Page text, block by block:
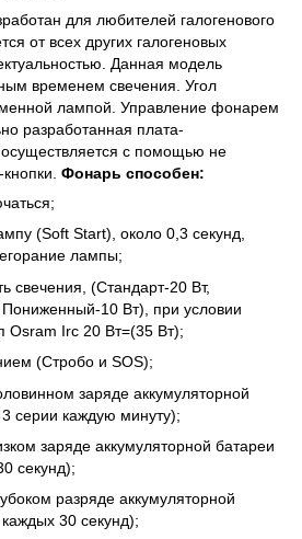
для любителей галогенового
от всех других галогеновых
Данная модель
временем свечения. Угол
лампой. Управление фонарем
разработанная плата-
осуществляется с помощью не
Фонарь способен:
(Soft Start), около 0,3 секунд,
лампы;
свечения, (Стандарт-20 Вт,
10 Вт), при условии
Osram Irc 20 Вт=(35 Вт);
(Стробо и SOS);
заряде аккумуляторной
серии каждую минуту);
заряде аккумуляторной батареи
секунд);
разряде аккумуляторной
30 секунд);